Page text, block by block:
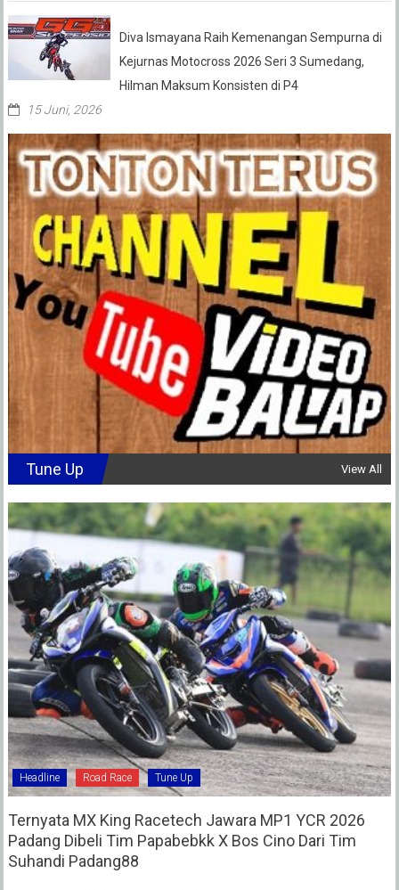
Diva Ismayana Raih Kemenangan Sempurna di
Kejurnas Motocross 2026 Seri 3 Sumedang,
Hilman Maksum Konsisten di P4
15 Juni, 2026
Tune Up View All
Headline Road Race Tune Up
Ternyata MX King Racetech Jawara MP1 YCR 2026
Padang Dibeli Tim Papabebkk X Bos Cino Dari Tim
Suhandi Padang88